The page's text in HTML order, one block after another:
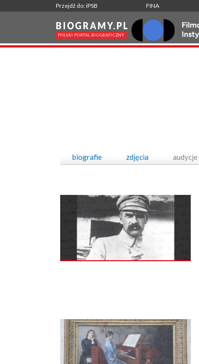
Przejdź do: iPSB FINA
biografie zdjęcia audycje